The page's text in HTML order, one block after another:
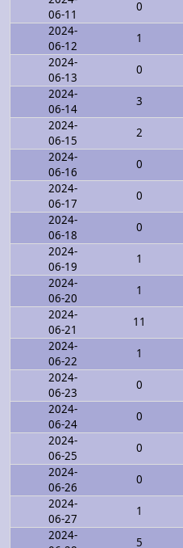
06-11
0
2024-
06-12
1
2024-
06-13
0
2024-
06-14
3
2024-
06-15
2
2024-
06-16
0
2024-
06-17
0
2024-
06-18
0
2024-
06-19
1
2024-
06-20
1
2024-
06-21
11
2024-
06-22
1
2024-
06-23
0
2024-
06-24
0
2024-
06-25
0
2024-
06-26
0
2024-
06-27
1
2024-
5